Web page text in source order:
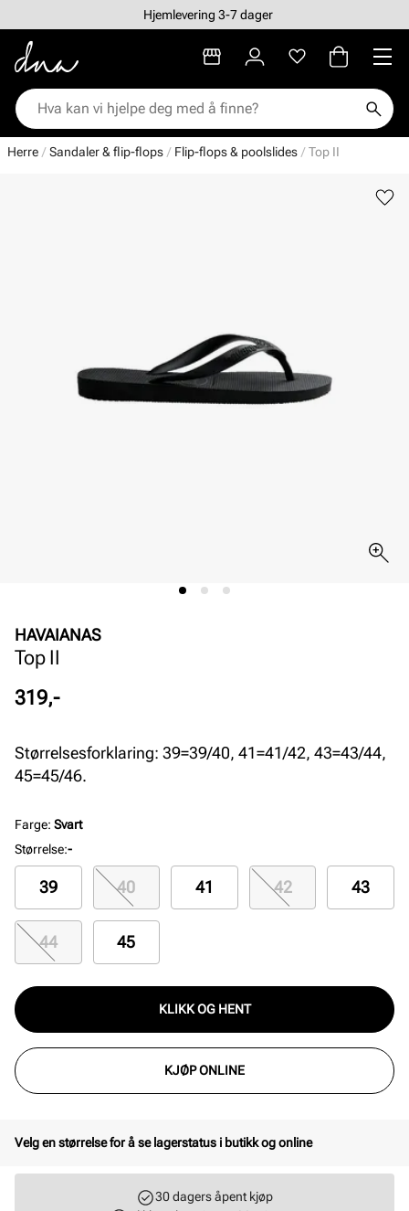
Hjemlevering 3-7 dager
Herre Sandaler & flip-flops Flip-flops & poolslides Top II
HAVAIANAS
Top II
Pris
319,-
Størrelsesforklaring: 39=39/40, 41=41/42, 43=43/44,
45=45/46.
Farge: Svart
Størrelse:-
39 40 41 42 43
44 45
KLIKK OG HENT
KJØP ONLINE
Velg en størrelse for å se lagerstatus i butikk og online
30 dagers åpent kjøp